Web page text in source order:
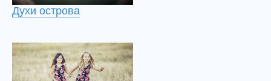
Духи острова